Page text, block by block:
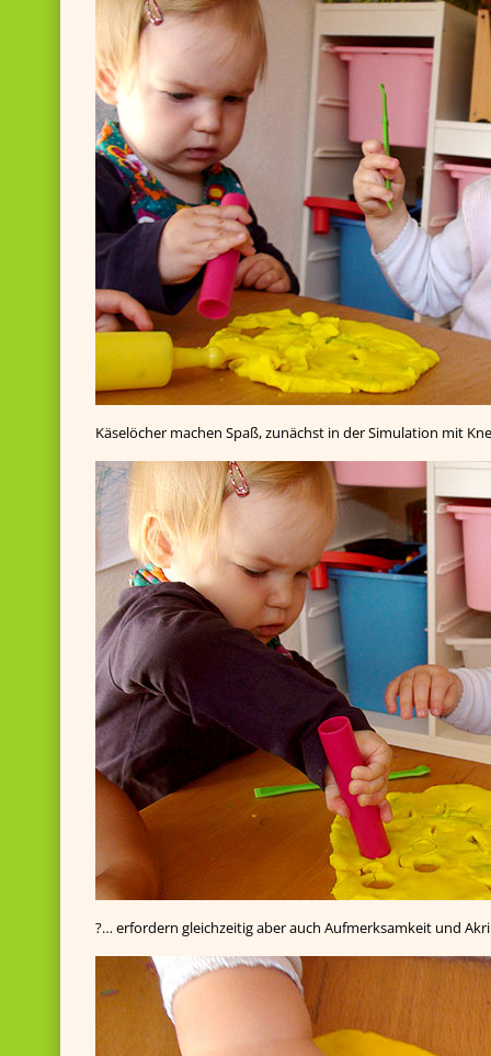
Käselöcher machen Spaß, zunächst in der Simulation mit
?… erfordern gleichzeitig aber auch Aufmerksamkeit und